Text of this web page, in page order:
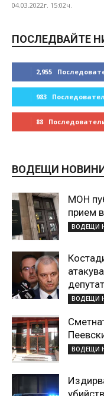
04.03.2022г. 15:02ч.
ПОСЛЕДВАЙТЕ
2,955
983
88
ВОДЕЩИ
МОН
прием
ВОДЕЩИ
ВОДЕЩИ
ВОДЕЩИ